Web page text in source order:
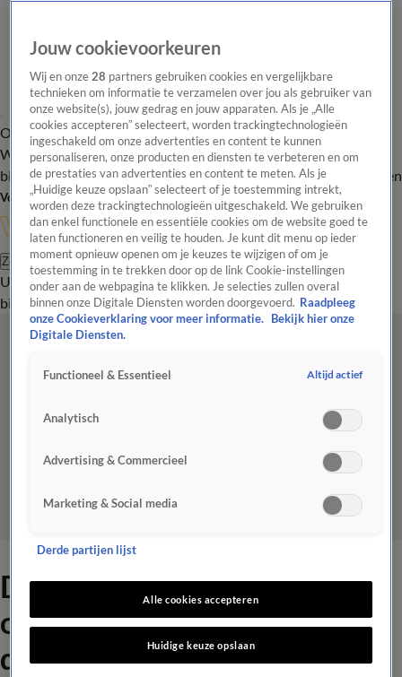
Overzicht Onze programma's Uitzendingen Onze gezichten
In de
WandelgangenInterviewsUitzending
bijwonenPodcastShopVeelgestelde vragenKijkersvraag insturen
Volg Vandaag Inside
Zoeken
UitzendingenVandaag InsideDe OranjezomerShopUitzending
bijwonen
Dit is de vermoedelijke
opstelling van Ajax voor het
duel met Brighton
Jouw cookievoorkeuren
Wij en onze28 partners gebruiken cookies en vergelijkbare
technieken om informatie te verzamelen over jou als gebruiker van
onze website(s), jouw gedrag en jouw apparaten. Als je „Alle
cookies accepteren” selecteert, worden trackingtechnologieën
ingeschakeld om onze advertenties en content te kunnen
personaliseren, onze producten en diensten te verbeteren en om
de prestaties van advertenties en content te meten. Als je
„Huidige keuze opslaan” selecteert of je toestemming intrekt,
worden deze trackingtechnologieën uitgeschakeld. We gebruiken
dan enkel functionele en essentiële cookies om de website goed te
laten functioneren en veilig te houden. Je kunt dit menu op ieder
moment opnieuw openen om je keuzes te wijzigen of om je
toestemming in te trekken door op de link Cookie-instellingen
onder aan de webpagina te klikken. Je selecties zullen overal
binnen onze Digitale Diensten worden doorgevoerd. Raadpleeg
onze Cookieverklaring voor meer informatie.
Bekijk hier onze
Digitale Diensten.
Functioneel & Essentieel Altijd actief
Analytisch
Advertising & Commercieel
Marketing & Social media
Derde partijen lijst
Alle cookies accepteren
Huidige keuze opslaan